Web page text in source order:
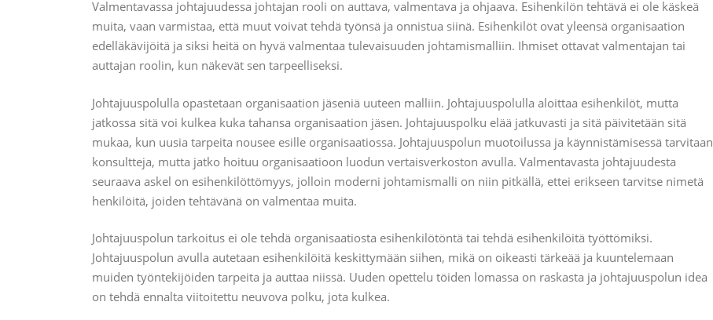
Valmentavassa johtajuudessa johtajan rooli on auttava, valmentava ja ohjaava. Esihenkilön tehtävä ei ole käskeä
muita, vaan varmistaa, että muut voivat tehdä työnsä ja onnistua siinä. Esihenkilöt ovat yleensä organisaation
edelläkävijöitä ja siksi heitä on hyvä valmentaa tulevaisuuden johtamismalliin. Ihmiset ottavat valmentajan tai
auttajan roolin, kun näkevät sen tarpeelliseksi.
Johtajuuspolulla opastetaan organisaation jäseniä uuteen malliin. Johtajuuspolulla aloittaa esihenkilöt, mutta
jatkossa sitä voi kulkea kuka tahansa organisaation jäsen. Johtajuuspolku elää jatkuvasti ja sitä päivitetään sitä
mukaa, kun uusia tarpeita nousee esille organisaatiossa. Johtajuuspolun muotoilussa ja käynnistämisessä tarvitaan
konsultteja, mutta jatko hoituu organisaatioon luodun vertaisverkoston avulla. Valmentavasta johtajuudesta
seuraava askel on esihenkilöttömyys, jolloin moderni johtamismalli on niin pitkällä, ettei erikseen tarvitse nimetä
henkilöitä, joiden tehtävänä on valmentaa muita.
Johtajuuspolun tarkoitus ei ole tehdä organisaatiosta esihenkilötöntä tai tehdä esihenkilöitä työttömiksi.
Johtajuuspolun avulla autetaan esihenkilöitä keskittymään siihen, mikä on oikeasti tärkeää ja kuuntelemaan
muiden työntekijöiden tarpeita ja auttaa niissä. Uuden opettelu töiden lomassa on raskasta ja johtajuuspolun idea
on tehdä ennalta viitoitettu neuvova polku, jota kulkea.